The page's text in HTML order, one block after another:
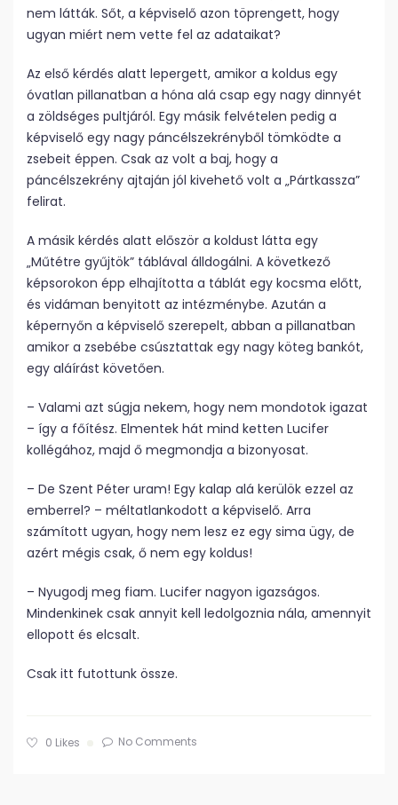
nem látták. Sőt, a képviselő azon töprengett, hogy
ugyan miért nem vette fel az adataikat?
Az első kérdés alatt lepergett, amikor a koldus egy
óvatlan pillanatban a hóna alá csap egy nagy dinnyét
a zöldséges pultjáról. Egy másik felvételen pedig a
képviselő egy nagy páncélszekrényből tömködte a
zsebeit éppen. Csak az volt a baj, hogy a
páncélszekrény ajtaján jól kivehető volt a „Pártkassza”
felirat.
A másik kérdés alatt először a koldust látta egy
„Műtétre gyűjtök” táblával álldogálni. A következő
képsorokon épp elhajította a táblát egy kocsma előtt,
és vidáman benyitott az intézménybe. Azután a
képernyőn a képviselő szerepelt, abban a pillanatban
amikor a zsebébe csúsztattak egy nagy köteg bankót,
egy aláírást követően.
– Valami azt súgja nekem, hogy nem mondotok igazat
– így a főítész. Elmentek hát mind ketten Lucifer
kollégához, majd ő megmondja a bizonyosat.
– De Szent Péter uram! Egy kalap alá kerülök ezzel az
emberrel? – méltatlankodott a képviselő. Arra
számított ugyan, hogy nem lesz ez egy sima ügy, de
azért mégis csak, ő nem egy koldus!
– Nyugodj meg fiam. Lucifer nagyon igazságos.
Mindenkinek csak annyit kell ledolgoznia nála, amennyit
ellopott és elcsalt.
Csak itt futottunk össze.
0 Likes No Comments